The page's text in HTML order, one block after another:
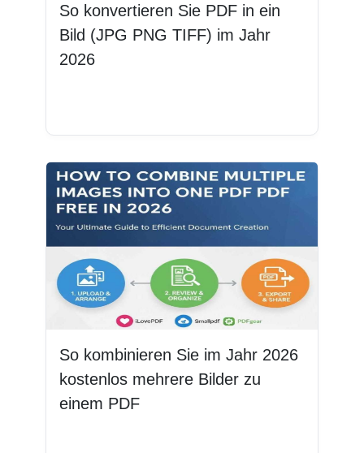
So konvertieren Sie PDF in ein
Bild (JPG PNG TIFF) im Jahr
2026
So kombinieren Sie im Jahr 2026
kostenlos mehrere Bilder zu
einem PDF